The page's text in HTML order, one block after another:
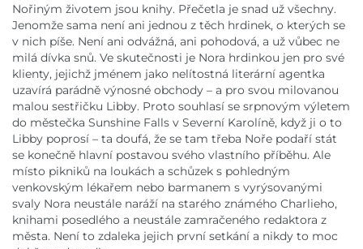
Nořiným životem jsou knihy. Přečetla je snad už všechny.
Jenomže sama není ani jednou z těch hrdinek, o kterých se
v nich píše. Není ani odvážná, ani pohodová, a už vůbec ne
milá dívka snů. Ve skutečnosti je Nora hrdinkou jen pro své
klienty, jejichž jménem jako nelítostná literární agentka
uzavírá parádně výnosné obchody – a pro svou milovanou
malou sestřičku Libby. Proto souhlasí se srpnovým výletem
do městečka Sunshine Falls v Severní Karolíně, když ji o to
Libby poprosí – ta doufá, že se tam třeba Noře podaří stát
se konečně hlavní postavou svého vlastního příběhu. Ale
místo pikniků na loukách a schůzek s pohledným
venkovským lékařem nebo barmanem s vyrýsovanými
svaly Nora neustále naráží na starého známého Charlieho,
knihami posedlého a neustále zamračeného redaktora z
města. Není to zdaleka jejich první setkání a nikdy to moc